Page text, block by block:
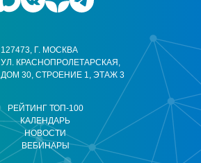
РЕЙТИНГ ТОП-100
КАЛЕНДАРЬ
НОВОСТИ
ВЕБИНАРЫ
127473, Г. МОСКВА
УЛ. КРАСНОПРОЛЕТАРСКАЯ,
ДОМ 30, СТРОЕНИЕ 1, ЭТАЖ 3